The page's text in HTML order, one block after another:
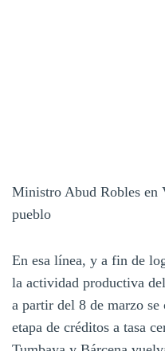
Ministro Abud Robles en
pueblo
En esa línea, y a fin de
la actividad productiva
a partir del 8 de marzo se
etapa de créditos a tasa